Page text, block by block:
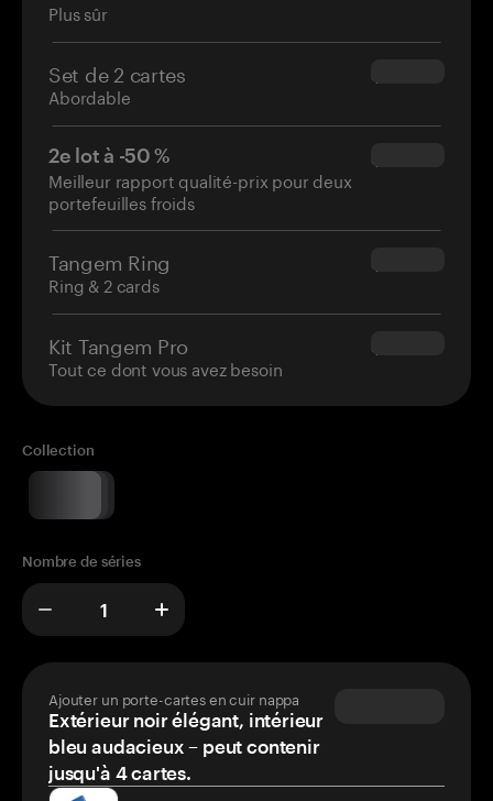
Plus sûr
Set de 2 cartes
Abordable
$54.90
2e lot à -50 %
Meilleur rapport qualité-prix pour deux
portefeuilles froids
$34.95
Tangem Ring
Ring & 2 cards
$160.00
Kit Tangem Pro
Tout ce dont vous avez besoin
$180.00
Collection
Nombre de séries
Ajouter un porte-cartes en cuir nappa
Extérieur noir élégant, intérieur
bleu audacieux – peut contenir
jusqu'à 4 cartes.